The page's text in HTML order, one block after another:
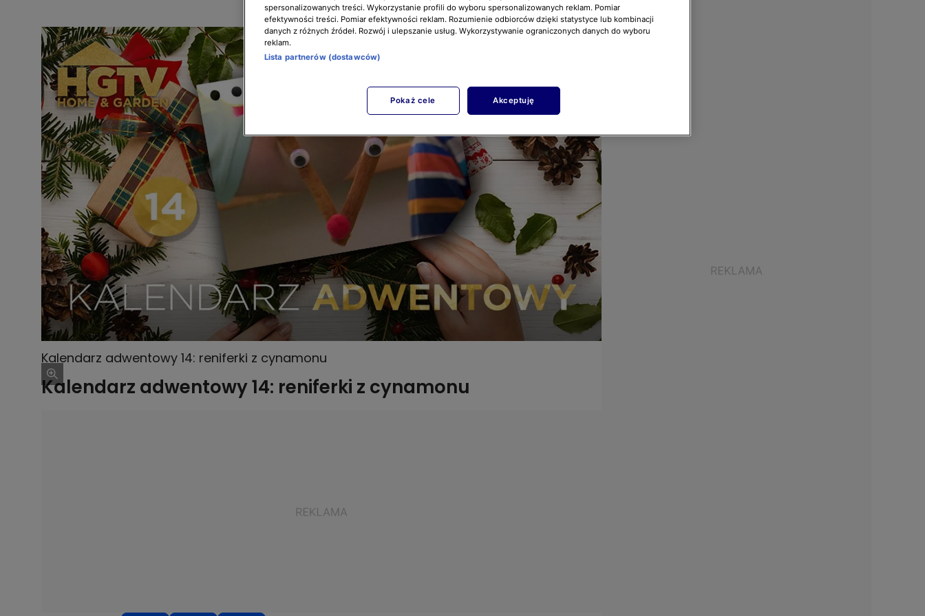
Kalendarz adwentowy 14: reniferki z cynamonu
Kalendarz adwentowy 14: reniferki z cynamonu
spersonalizowanych treści. Wykorzystanie profili do wyboru spersonalizowanych reklam. Pomiar
efektywności treści. Pomiar efektywności reklam. Rozumienie odbiorców dzięki statystyce lub kombinacji
danych z różnych źródeł. Rozwój i ulepszanie usług. Wykorzystywanie ograniczonych danych do wyboru
reklam.
Lista partnerów (dostawców)
Pokaż cele Akceptuję